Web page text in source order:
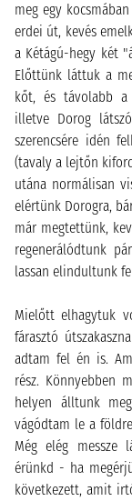
meg egy
erdei út, kevés
a Kétágú-hegy két
Előttünk láttuk a
kőt, és távolabb a
illetve Dorog
szerencsére idén
(tavaly a lejtőn
utána normálisan
elértünk Dorogra,
már megtettünk,
regenerálódtunk
lassan elindultunk
Mielőtt elhagytuk
fárasztó
adtam fel én is.
rész. Könnyebben
helyen álltunk
vágódtam le a
Még elég messze
érünkd - ha
következett, amit